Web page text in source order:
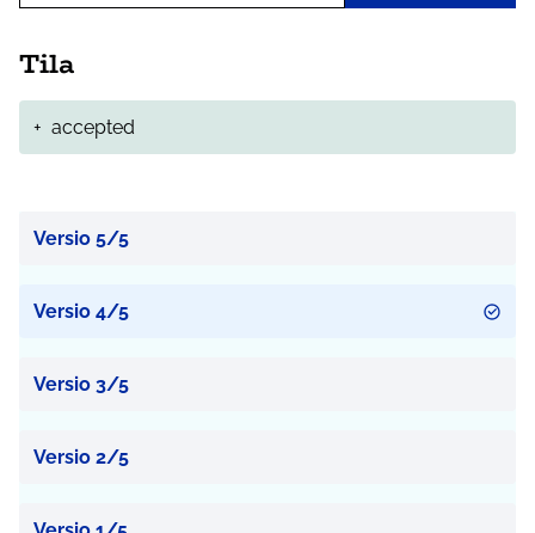
Tila
+ accepted
Versio 5/5
Versio 4/5
Versio 3/5
Versio 2/5